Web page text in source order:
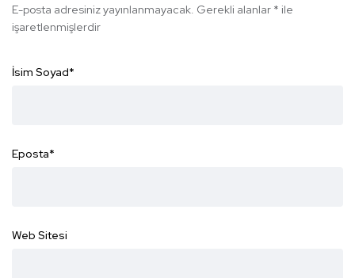
E-posta adresiniz yayınlanmayacak. Gerekli alanlar * ile
işaretlenmişlerdir
İsim Soyad*
Eposta*
Web Sitesi